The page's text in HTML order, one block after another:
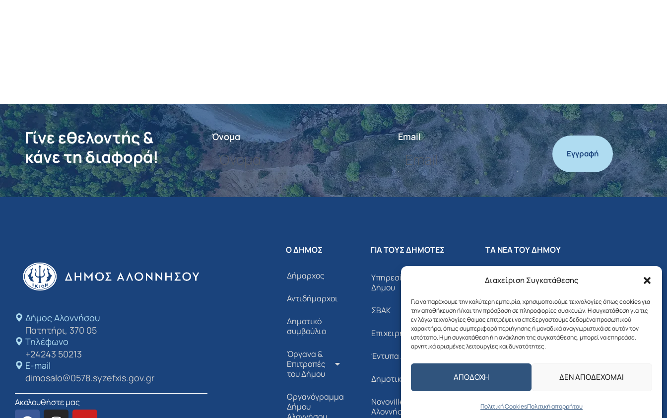
Διαχείριση Συγκατάθεσης
Για να παρέχουμε την καλύτερη εμπειρία, χρησιμοποιούμε τεχνολογίες όπως cookies για
την αποθήκευση ή/και την πρόσβαση σε πληροφορίες συσκευών. Η συγκατάθεση για τις
εν λόγω τεχνολογίες θα μας επιτρέψει να επεξεργαστούμε δεδομένα προσωπικού
χαρακτήρα, όπως συμπεριφορά περιήγησης ή μοναδικά αναγνωριστικά σε αυτόν τον
ιστότοπο. Η μη συγκατάθεση ή η ανάκληση της συγκατάθεσης, μπορεί να επηρεάσει
αρνητικά ορισμένες λειτουργίες και δυνατότητες.
ΑΠΟΔΟΧΉ ΔΕΝ ΑΠΟΔΈΧΟΜΑΙ
Πολιτική CookiesΠολιτική απορρήτου
Γίνε εθελοντής &
κάνε τη διαφορά!
Όνομα Email
Εγγραφή
Δήμος Αλοννήσου​
Πατητήρι, 370 05
Τηλέφωνο
+24243 50213
E-mail
dimosalo@0578.syzefxis.gov.gr
Ακολουθήστε μας
Ο ΔΗΜΟΣ
Δήμαρχος
Αντιδήμαρχοι
Δημοτικό
συμβούλιο
Όργανα &
Επιτροπές
του Δήμου
Οργανόγραμμα
Δήμου
ΓΙΑ ΤΟΥΣ ΔΗΜΟΤΕΣ
Υπηρεσίες του
Δήμου
ΣΒΑΚ
Επιχειρήσεις
Έντυπα Αιτήσεων
Δημοτική Συγκοινωνία
Novoville Δήμου
Αλοννήσου
ΤΑ ΝΕΑ ΤΟΥ ΔΗΜΟΥ
Αποφάσεις Δημάρχου
Προσκλήσεις –
Αποφάσεις Δημοτικού
Συμβουλίου
Δελτία Τύπου – Νέα –
Ανακοινώσεις
Δημοτική Επιτροπή